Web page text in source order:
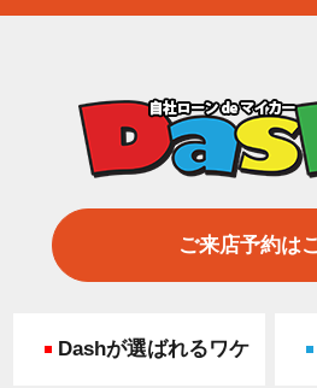
ご来店予約は
Dashが選ばれるワケ